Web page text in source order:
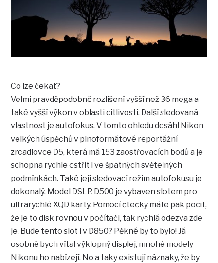
Co lze čekat?
Velmi pravděpodobně rozlišení vyšší než 36 mega a
také vyšší výkon v oblasti citlivosti. Další sledovaná
vlastnost je autofokus. V tomto ohledu dosáhl Nikon
velkých úspěchů v plnoformátové reportážní
zrcadlovce D5, která má 153 zaostřovacích bodů a je
schopna rychle ostřit i ve špatných světelných
podmínkách. Také její sledovací režim autofokusu je
dokonalý. Model DSLR D500 je vybaven slotem pro
ultrarychlé XQD karty. Pomocí čtečky máte pak pocit,
že je to disk rovnou v počítači, tak rychlá odezva zde
je. Bude tento slot i v D850? Pěkné by to bylo! Já
osobně bych vítal výklopný displej, mnohé modely
Nikonu ho nabízejí. No a taky existují náznaky, že by